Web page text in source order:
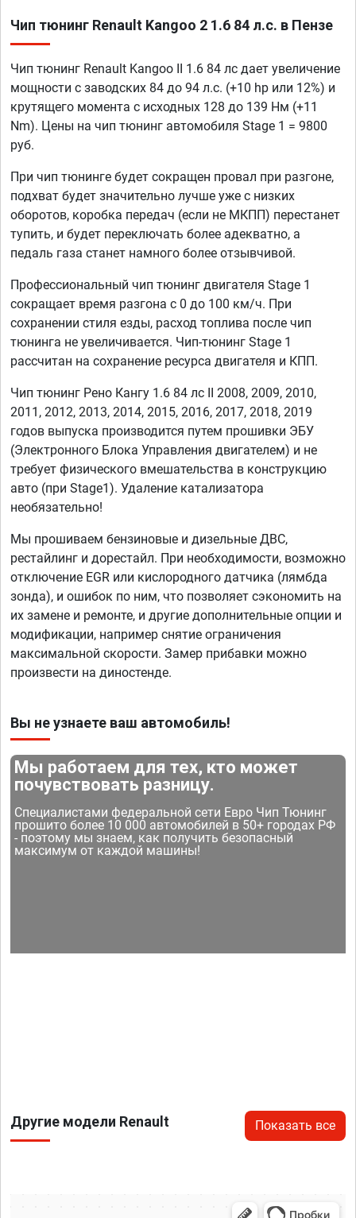
Чип тюнинг Renault Kangoo 2 1.6 84 л.с. в Пензе
Чип тюнинг Renault Kangoo II 1.6 84 лс дает увеличение
мощности с заводских 84 до 94 л.с. (+10 hp или 12%) и
крутящего момента с исходных 128 до 139 Нм (+11
Nm). Цены на чип тюнинг автомобиля Stage 1 = 9800
руб.
При чип тюнинге будет сокращен провал при разгоне,
подхват будет значительно лучше уже с низких
оборотов, коробка передач (если не МКПП) перестанет
тупить, и будет переключать более адекватно, а
педаль газа станет намного более отзывчивой.
Профессиональный чип тюнинг двигателя Stage 1
сокращает время разгона с 0 до 100 км/ч. При
сохранении стиля езды, расход топлива после чип
тюнинга не увеличивается. Чип-тюнинг Stage 1
рассчитан на сохранение ресурса двигателя и КПП.
Чип тюнинг Рено Кангу 1.6 84 лс II 2008, 2009, 2010,
2011, 2012, 2013, 2014, 2015, 2016, 2017, 2018, 2019
годов выпуска производится путем прошивки ЭБУ
(Электронного Блока Управления двигателем) и не
требует физического вмешательства в конструкцию
авто (при Stage1). Удаление катализатора
необязательно!
Мы прошиваем бензиновые и дизельные ДВС,
рестайлинг и дорестайл. При необходимости, возможно
отключение EGR или кислородного датчика (лямбда
зонда), и ошибок по ним, что позволяет сэкономить на
их замене и ремонте, и другие дополнительные опции и
модификации, например снятие ограничения
максимальной скорости. Замер прибавки можно
произвести на диностенде.
Вы не узнаете ваш автомобиль!
Мы работаем для тех, кто может
почувствовать разницу.
Специалистами федеральной сети Евро Чип Тюнинг
прошито более 10 000 автомобилей в 50+ городах РФ
- поэтому мы знаем, как получить безопасный
максимум от каждой машины!
Другие модели Renault Показать все